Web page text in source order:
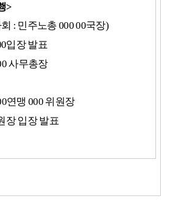
>
: 민주노총 000 00국장)
입장 발표
사무총장
연맹 000 위원장
장 입장 발표